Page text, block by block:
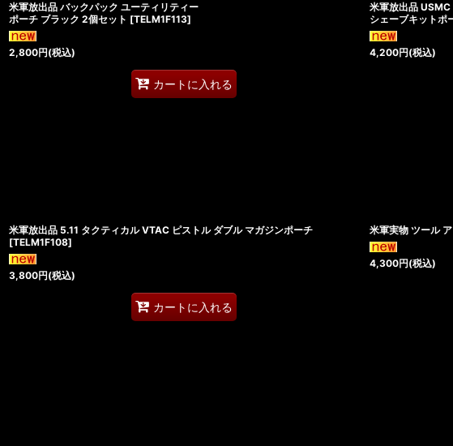
米軍放出品 バックパック ユーティリティー
ポーチ ブラック 2個セット [TELM1F113]
2,800円(税込)
カートに入れる
米軍放出品
シェーブキットポ
4,200円(税込)
米軍放出品 5.11 タクティカル VTAC ピストル ダブル マガジンポーチ
[TELM1F108]
3,800円(税込)
カートに入れる
米軍実物 ツール
4,300円(税込)